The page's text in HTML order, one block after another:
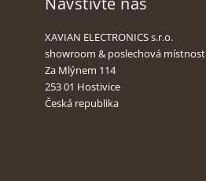
XAVIAN ELECTRONICS s.r.o.
showroom & poslechová místnost
Za Mlýnem 114
253 01 Hostivice
Česká republika